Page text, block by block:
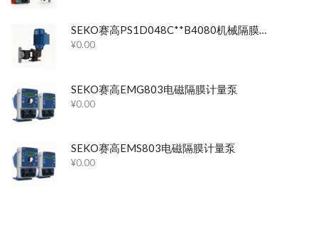
SEKO赛高PS1D048C**B4080机械隔膜计量泵
¥0.00
SEKO赛高EMG803电磁隔膜计量泵
¥0.00
SEKO赛高EMS803电磁隔膜计量泵
¥0.00